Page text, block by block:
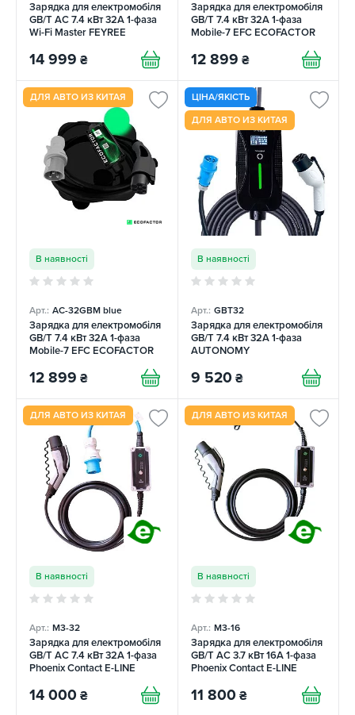
Зарядка для електромобіля
GB/T AC 7.4 кВт 32A 1-фаза
Wi-Fi Master FEYREE
14 999 ₴
Зарядка для електромобіля
GB/T 7.4 кВт 32A 1-фаза
Mobile-7 EFC ECOFACTOR
12 899 ₴
ДЛЯ АВТО ИЗ КИТАЯ
В наявності
Арт.: AC-32GBM blue
Зарядка для електромобіля
GB/T 7.4 кВт 32A 1-фаза
Mobile-7 EFC ECOFACTOR
12 899 ₴
ЦІНА/ЯКІСТЬ
ДЛЯ АВТО ИЗ КИТАЯ
В наявності
Арт.: GBT32
Зарядка для електромобіля
GB/T 7.4 кВт 32A 1-фаза
AUTONOMY
9 520 ₴
ДЛЯ АВТО ИЗ КИТАЯ
В наявності
Арт.: М3-32
Зарядка для електромобіля
GB/T AC 7.4 кВт 32A 1-фаза
Phoenix Contact E-LINE
14 000 ₴
ДЛЯ АВТО ИЗ КИТАЯ
В наявності
Арт.: М3-16
Зарядка для електромобіля
GB/T AC 3.7 кВт 16A 1-фаза
Phoenix Contact E-LINE
11 800 ₴